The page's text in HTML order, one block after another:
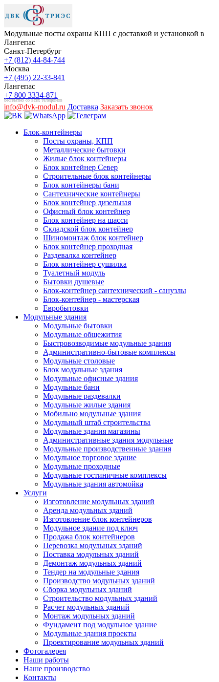
Модульные посты охраны КПП с доставкой и установкой в
Лангепас
Санкт-Петербург
+7 (812) 44-84-744
Москва
+7 (495) 22-33-841
Лангепас
+7 800 3334-871
бесплатно со всех телефонов
info@dvk-modul.ru Доставка Заказать звонок
Блок-контейнеры
Посты охраны, КПП
Металлические бытовки
Жилые блок контейнеры
Блок контейнер Север
Строительные блок контейнеры
Блок контейнеры бани
Сантехнические контейнеры
Блок контейнер дизельная
Офисный блок контейнер
Блок контейнер на шасси
Складской блок контейнер
Шиномонтаж блок контейнер
Блок контейнер проходная
Раздевалка контейнер
Блок контейнер сушилка
Туалетный модуль
Бытовки душевые
Блок-контейнер сантехнический - санузлы
Блок-контейнер - мастерская
Евробытовки
Модульные здания
Модульные бытовки
Модульные общежития
Быстровозводимые модульные здания
Административно-бытовые комплексы
Модульные столовые
Блок модульные здания
Модульные офисные здания
Модульные бани
Модульные раздевалки
Модульные жилые здания
Мобильно модульные здания
Модульный штаб строительства
Модульные здания магазины
Административные здания модульные
Модульные производственные здания
Модульное торговое здание
Модульные проходные
Модульные гостиничные комплексы
Модульные здания автомойка
Услуги
Изготовление модульных зданий
Аренда модульных зданий
Изготовление блок контейнеров
Модульное здание под ключ
Продажа блок контейнеров
Перевозка модульных зданий
Поставка модульных зданий
Демонтаж модульных зданий
Тендер на модульные здания
Производство модульных зданий
Сборка модульных зданий
Строительство модульных зданий
Расчет модульных зданий
Монтаж модульных зданий
Фундамент под модульное здание
Модульные здания проекты
Проектирование модульных зданий
Фотогалерея
Наши работы
Наше производство
Контакты